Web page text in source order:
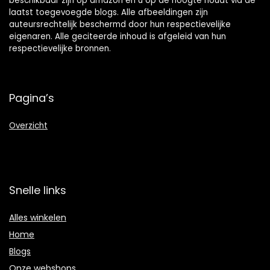
laatst toegevoegde blogs. Alle afbeeldingen zijn
auteursrechtelijk beschermd door hun respectievelijke
eigenaren. Alle geciteerde inhoud is afgeleid van hun
respectievelijke bronnen.
Pagina’s
Overzicht
Snelle links
Alles winkelen
Home
Blogs